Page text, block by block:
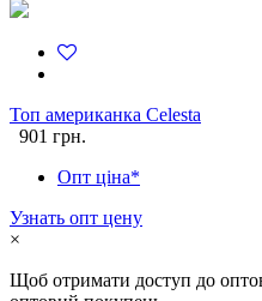
Топ американка Celesta
901 грн.
Опт ціна*
Узнать опт цену
×
Щоб отримати доступ до